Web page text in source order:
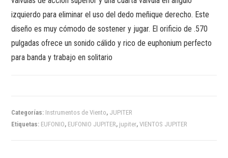
izquierdo para eliminar el uso del dedo meñique derecho. Este
diseño es muy cómodo de sostener y jugar. El orificio de .570
pulgadas ofrece un sonido cálido y rico de euphonium perfecto
para banda y trabajo en solitario
Categorías: Instrumentos de Viento, JUPITER
Etiquetas: EUFONIO, EUFONIO JUPITER, jupiter,VIENTOS JUPITER